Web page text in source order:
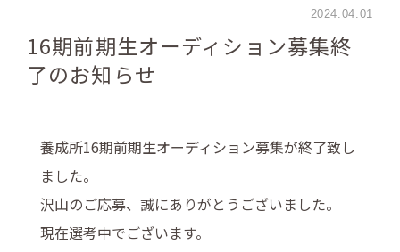
2024.04.01
16期前期生オーディション募集終
了のお知らせ
養成所16期前期生オーディション募集が終了致し
ました。
沢山のご応募、誠にありがとうございました。
現在選考中でございます。